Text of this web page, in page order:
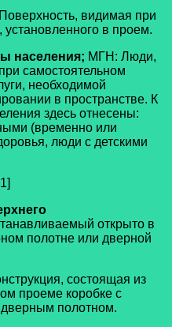
Поверхность, видимая при
установленного в проем.
населения; МГН: Люди,
самостоятельном
необходимой
в пространстве. К
здесь отнесены:
(временно или
люди с детскими
открыто в
полотне или дверной
состоящая из
проеме коробке с
полотном.